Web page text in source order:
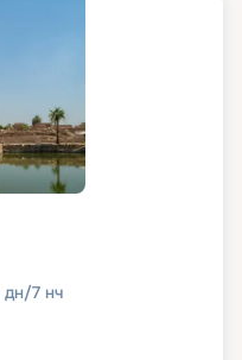
дн/7 нч